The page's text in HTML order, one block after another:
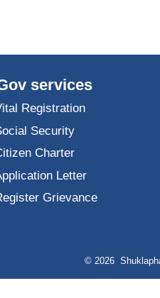
services
Registration
Security
Charter
Letter
Grievance
© 2026